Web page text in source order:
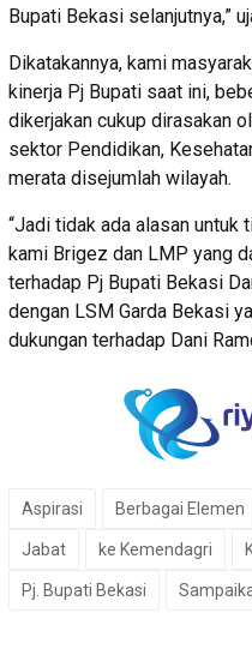
Bupati Bekasi selanjutnya,”
Dikatakannya, kami
kinerja Pj Bupati saat ini,
dikerjakan cukup dirasakan
sektor Pendidikan,
merata disejumlah wilayah.
“Jadi tidak ada alasan untuk
kami Brigez dan LMP yang
terhadap Pj Bupati Bekasi
dengan LSM Garda Bekasi
dukungan terhadap Dani
Aspirasi Berbagai Elemen
Jabat ke Kemendagri
Pj. Bupati Bekasi